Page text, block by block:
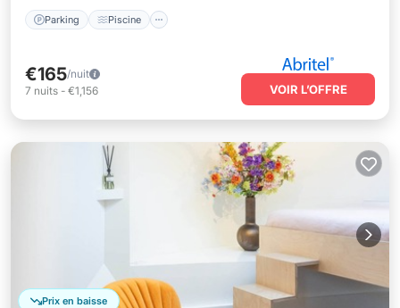
Parking Piscine
€165/nuit
7 nuits - €1,156 VOIR L’OFFRE
Prix en baisse